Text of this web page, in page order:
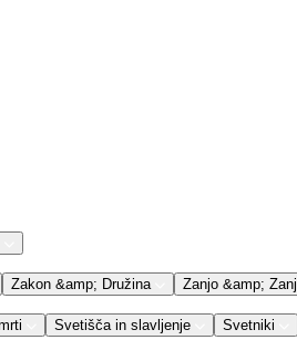
Zakon &amp; Družina Zanjo &amp; Zanj
Svetišča in slavljenje Svetniki